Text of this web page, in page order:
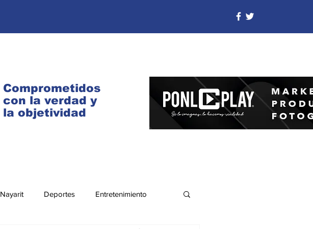
Comprometidos
con la verdad y
la objetividad
Nayarit Deportes Entretenimiento